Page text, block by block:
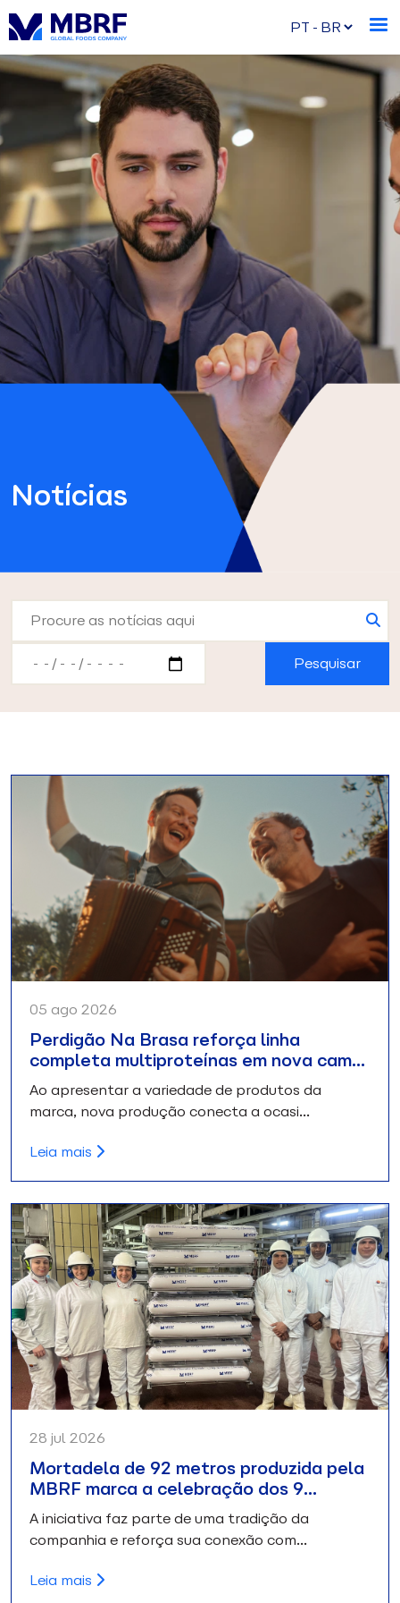
Notícias
05 ago 2026
Perdigão Na Brasa reforça linha
completa multiproteínas em nova cam…
Ao apresentar a variedade de produtos da
marca, nova produção conecta a ocasi…
Leia mais
28 jul 2026
Mortadela de 92 metros produzida pela
MBRF marca a celebração dos 9…
A iniciativa faz parte de uma tradição da
companhia e reforça sua conexão com…
Leia mais